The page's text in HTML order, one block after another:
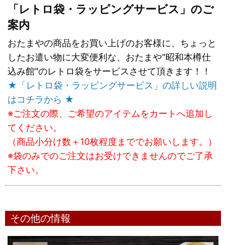
「レトロ袋・ラッピングサービス」のご
案内
おたまやの商品をお買い上げのお客様に、ちょっと
したお遣い物に大変便利な、おたまや"昭和本樽仕
込み館"のレトロ袋をサービスさせて頂きます！！
★「レトロ袋・ラッピングサービス」の詳しい説明
はコチラから ★
※ご注文の際、ご希望のアイテムをカートへ追加し
てください。
（商品小分け数＋10枚程度まででお願いします。）
※袋のみでのご注文はお受けできませんのでご了承
下さい。
その他の情報